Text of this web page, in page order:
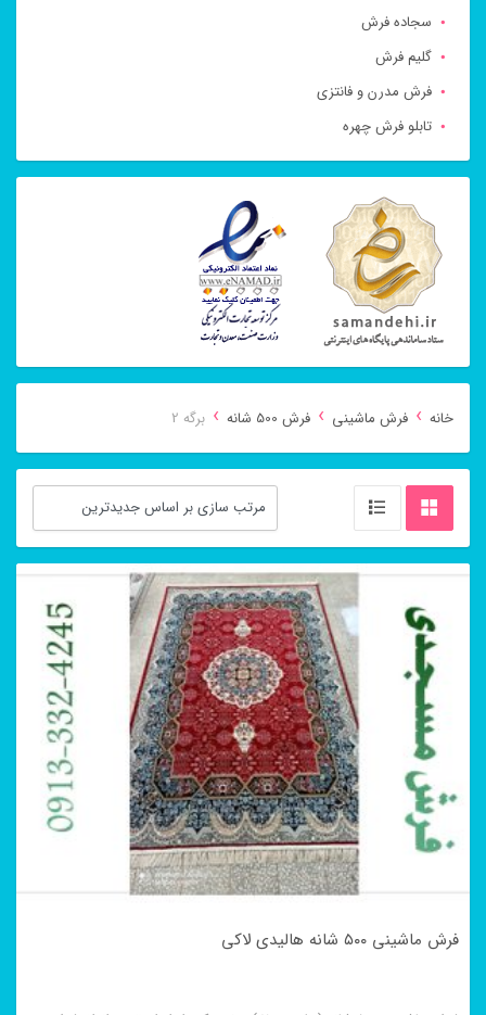
سجاده فرش
گلیم فرش
فرش مدرن و فانتزی
تابلو فرش چهره
خانه › فرش ماشینی › فرش 500 شانه › برگه 2
فرش ماشینی ۵۰۰ شانه هالیدی لاکی